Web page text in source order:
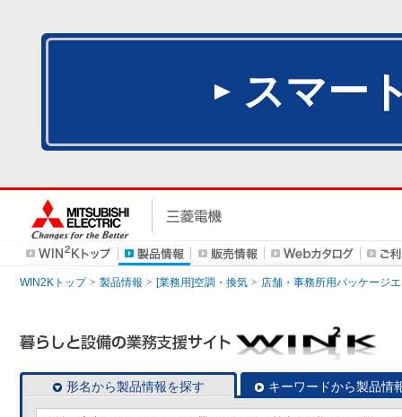
スマー
WIN2Kトップ 製品情報 [業務用]空調・換気 店舗・事務所用パッケージ
形名から製品情報を探す キーワードから製品情